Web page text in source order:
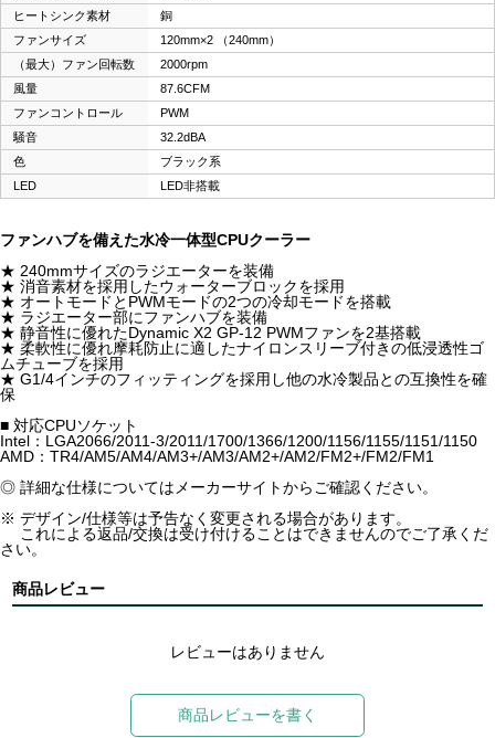
ヒートシンク素材
銅
ファンサイズ
120mm×2 （240mm）
（最大）ファン回転数
2000rpm
風量
87.6CFM
ファンコントロール
PWM
騒音
32.2dBA
色
ブラック系
LED
LED非搭載
ファンハブを備えた水冷一体型CPUクーラー
★ 240mmサイズのラジエーターを装備
★ 消音素材を採用したウォーターブロックを採用
★ オートモードとPWMモードの2つの冷却モードを搭載
★ ラジエーター部にファンハブを装備
★ 静音性に優れたDynamic X2 GP-12 PWMファンを2基搭載
★ 柔軟性に優れ摩耗防止に適したナイロンスリーブ付きの低浸透性ゴ
ムチューブを採用
★ G1/4インチのフィッティングを採用し他の水冷製品との互換性を確
保
■ 対応CPUソケット
Intel：LGA2066/2011-3/2011/1700/1366/1200/1156/1155/1151/1150
AMD：TR4/AM5/AM4/AM3+/AM3/AM2+/AM2/FM2+/FM2/FM1
◎ 詳細な仕様についてはメーカーサイトからご確認ください。
※ デザイン/仕様等は予告なく変更される場合があります。
これによる返品/交換は受け付けることはできませんのでご了承くだ
さい。
商品レビュー
レビューはありません
商品レビューを書く